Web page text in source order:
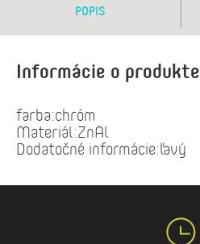
POPIS
Informácie o produkte
farba:chróm
Materiál:ZnAl
Dodatočné informácie:ľavý